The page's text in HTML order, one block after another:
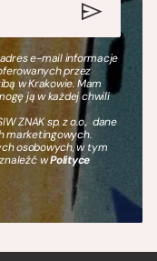
e-mail informacje
przez
w Krakowie. Mam
ją w każdej chwili
ZNAK sp. z o.o., dane
marketingowych.
osobowych, w tym
wPolityce